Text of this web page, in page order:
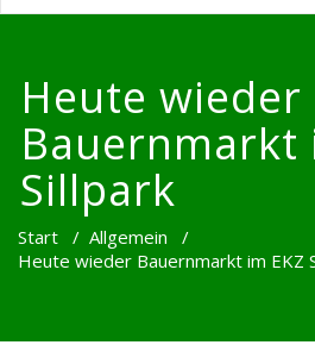
Heute wieder
Bauernmarkt
Sillpark
Start / Allgemein /
Heute wieder Bauernmarkt im EKZ